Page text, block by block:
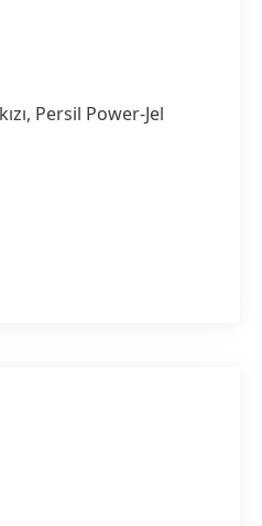
Persil Power-Jel